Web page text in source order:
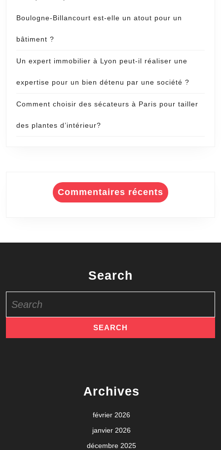
Boulogne-Billancourt est-elle un atout pour un
bâtiment ?
Un expert immobilier à Lyon peut-il réaliser une
expertise pour un bien détenu par une société ?
Comment choisir des sécateurs à Paris pour tailler
des plantes d’intérieur?
Commentaires récents
Search
for:
Archives
février 2026
janvier 2026
décembre 2025